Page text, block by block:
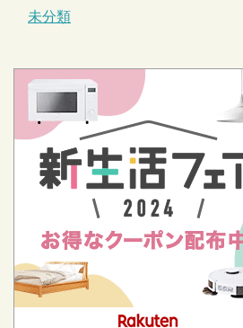
未分類